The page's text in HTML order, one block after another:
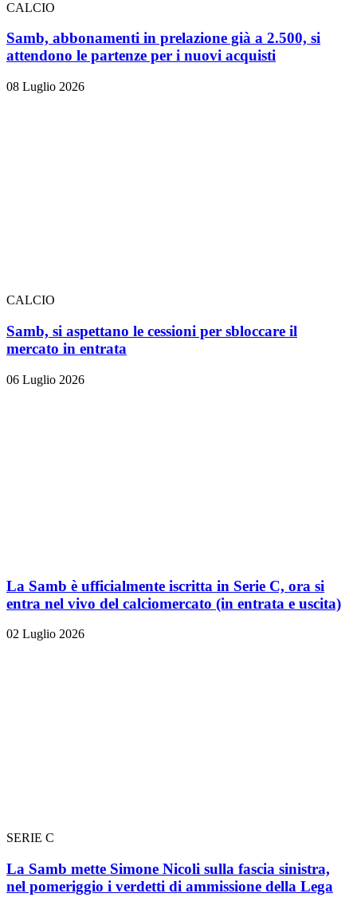
CALCIO
Samb, abbonamenti in prelazione già a 2.500, si
attendono le partenze per i nuovi acquisti
08 Luglio 2026
CALCIO
Samb, si aspettano le cessioni per sbloccare il
mercato in entrata
06 Luglio 2026
La Samb è ufficialmente iscritta in Serie C, ora si
entra nel vivo del calciomercato (in entrata e uscita)
02 Luglio 2026
SERIE C
La Samb mette Simone Nicoli sulla fascia sinistra,
nel pomeriggio i verdetti di ammissione della Lega